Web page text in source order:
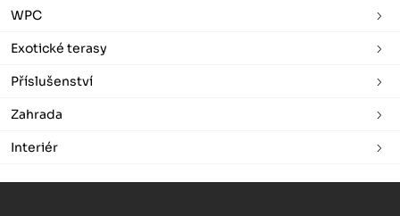
WPC
Exotické terasy
Příslušenství
Zahrada
Interiér